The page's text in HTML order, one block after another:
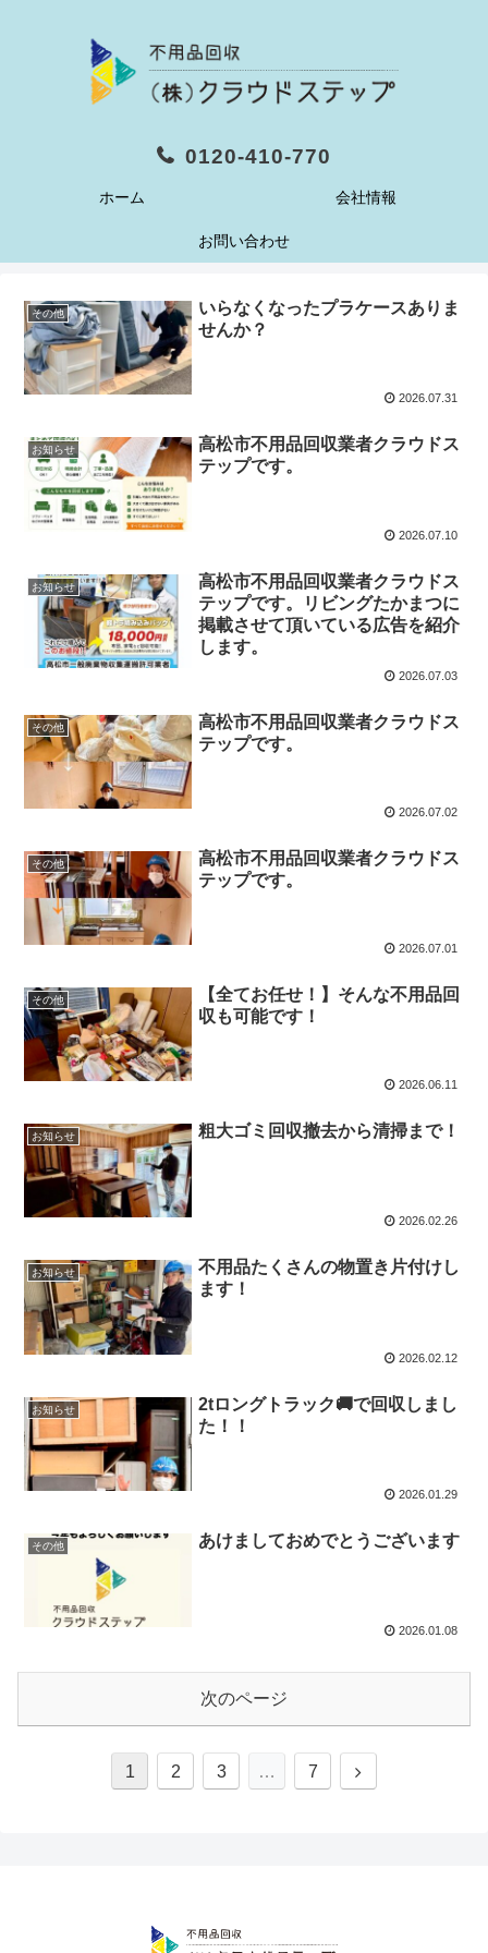
0120-410-770
ホーム 会社情報
お問い合わせ
その他
いらなくなったプラケースありま
せんか？
2026.07.31
お知らせ
高松市不用品回収業者クラウドス
テップです。
2026.07.10
お知らせ
高松市不用品回収業者クラウドス
テップです。リビングたかまつに
掲載させて頂いている広告を紹介
します。
2026.07.03
その他
高松市不用品回収業者クラウドス
テップです。
2026.07.02
その他
高松市不用品回収業者クラウドス
テップです。
2026.07.01
その他
【全てお任せ！】そんな不用品回
収も可能です！
2026.06.11
お知らせ 粗大ゴミ回収撤去から清掃まで！
2026.02.26
お知らせ
不用品たくさんの物置き片付けし
ます！
2026.02.12
お知らせ
2tロングトラック🚚で回収しまし
た！！
2026.01.29
その他 あけましておめでとうございます
2026.01.08
次のページ
1 2 3 … 7